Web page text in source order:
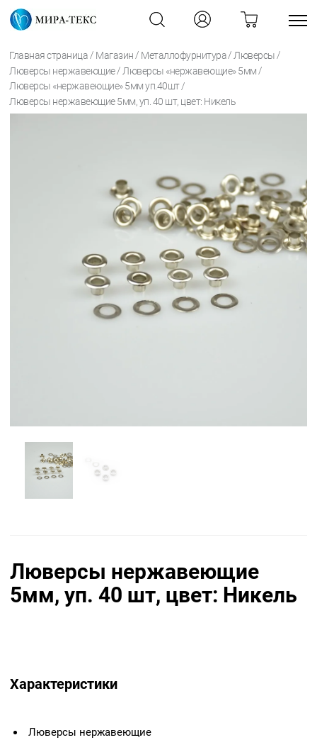
Главная страница / Магазин / Металлофурнитура / Люверсы /
Люверсы нержавеющие / Люверсы «нержавеющие» 5мм /
Люверсы «нержавеющие» 5мм уп.40шт /
Люверсы нержавеющие 5мм, уп. 40 шт, цвет: Никель
Люверсы нержавеющие
5мм, уп. 40 шт, цвет: Никель
Характеристики
Люверсы нержавеющие